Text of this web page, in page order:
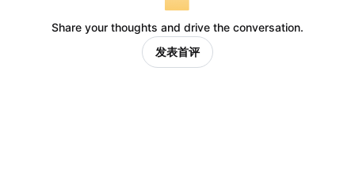
Share your thoughts and drive the conversation.
发表首评